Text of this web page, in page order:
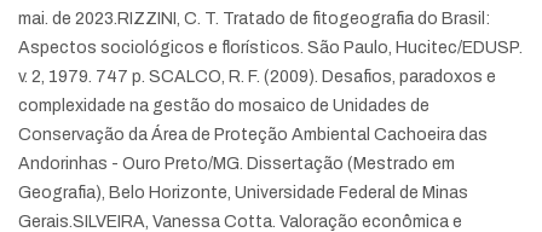
mai. de 2023. RIZZINI, C. T. Tratado de fitogeografia do Brasil:
Aspectos sociológicos e florísticos. São Paulo, Hucitec/EDUSP.
v. 2, 1979. 747 p. SCALCO, R. F. (2009). Desafios, paradoxos e
complexidade na gestão do mosaico de Unidades de
Conservação da Área de Proteção Ambiental Cachoeira das
Andorinhas - Ouro Preto/MG. Dissertação (Mestrado em
Geografia), Belo Horizonte, Universidade Federal de Minas
Gerais. SILVEIRA, Vanessa Cotta. Valoração econômica e